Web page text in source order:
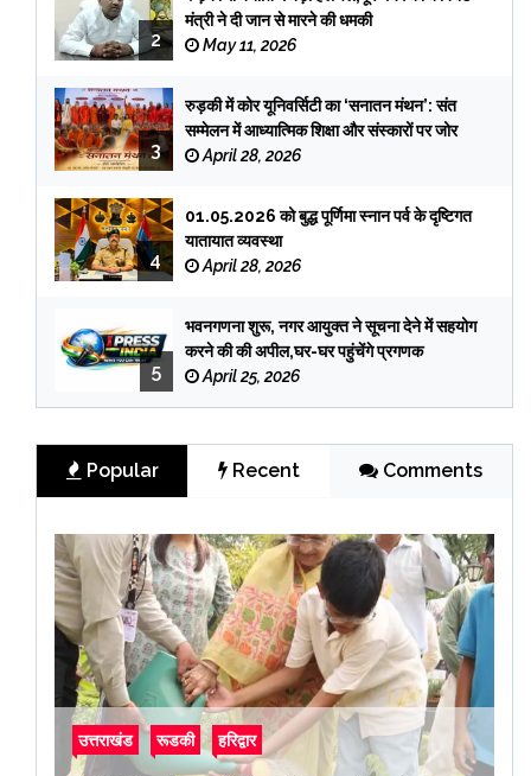
2
मंत्री ने दी जान से मारने की धमकी
May 11, 2026
3
रुड़की में कोर यूनिवर्सिटी का ‘सनातन मंथन’: संत
सम्मेलन में आध्यात्मिक शिक्षा और संस्कारों पर जोर
April 28, 2026
4
01.05.2026 को बुद्ध पूर्णिमा स्नान पर्व के दृष्टिगत
यातायात व्यवस्था
April 28, 2026
5
भवनगणना शुरू, नगर आयुक्त ने सूचना देने में सहयोग
करने की की अपील,घर-घर पहुंचेंगे प्रगणक
April 25, 2026
Popular Recent Comments
उत्तराखंड रूडकी हरिद्वार